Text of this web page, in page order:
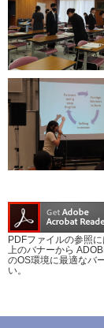
PDFファイルの参照
上のバナーから
のOS環境に最適なバ
い。